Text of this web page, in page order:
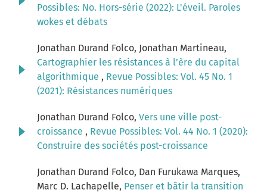
Possibles: No. Hors-série (2022): L'éveil. Paroles
wokes et débats
Jonathan Durand Folco, Jonathan Martineau,
Cartographier les résistances à l’ère du capital
algorithmique , Revue Possibles: Vol. 45 No. 1
(2021): Résistances numériques
Jonathan Durand Folco, Vers une ville post-
croissance , Revue Possibles: Vol. 44 No. 1 (2020):
Construire des sociétés post-croissance
Jonathan Durand Folco, Dan Furukawa Marques,
Marc D. Lachapelle, Penser et bâtir la transition